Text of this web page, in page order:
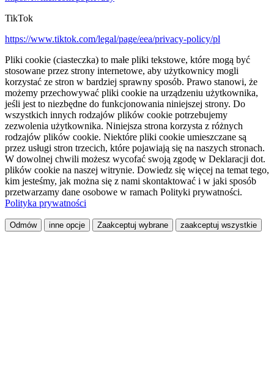
TikTok
https://www.tiktok.com/legal/page/eea/privacy-policy/pl
Pliki cookie (ciasteczka) to małe pliki tekstowe, które mogą być
stosowane przez strony internetowe, aby użytkownicy mogli
korzystać ze stron w bardziej sprawny sposób. Prawo stanowi, że
możemy przechowywać pliki cookie na urządzeniu użytkownika,
jeśli jest to niezbędne do funkcjonowania niniejszej strony. Do
wszystkich innych rodzajów plików cookie potrzebujemy
zezwolenia użytkownika. Niniejsza strona korzysta z różnych
rodzajów plików cookie. Niektóre pliki cookie umieszczane są
przez usługi stron trzecich, które pojawiają się na naszych stronach.
W dowolnej chwili możesz wycofać swoją zgodę w Deklaracji dot.
plików cookie na naszej witrynie. Dowiedz się więcej na temat tego,
kim jesteśmy, jak można się z nami skontaktować i w jaki sposób
przetwarzamy dane osobowe w ramach Polityki prywatności.
Polityka prywatności
Odmów inne opcje Zaakceptuj wybrane zaakceptuj wszystkie